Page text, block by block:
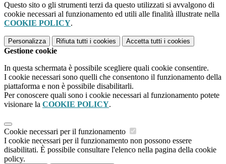
Questo sito o gli strumenti terzi da questo utilizzati si avvalgono di
cookie necessari al funzionamento ed utili alle finalità illustrate nella
COOKIE POLICY.
Personalizza Rifiuta tutti i cookies Accetta tutti i cookies
Gestione cookie
In questa schermata è possibile scegliere quali cookie consentire.
I cookie necessari sono quelli che consentono il funzionamento della
piattaforma e non è possibile disabilitarli.
Per conoscere quali sono i cookie necessari al funzionamento potete
visionare la COOKIE POLICY.
Cookie necessari per il funzionamento
I cookie necessari per il funzionamento non possono essere
disabilitati. È possibile consultare l'elenco nella pagina della cookie
policy.